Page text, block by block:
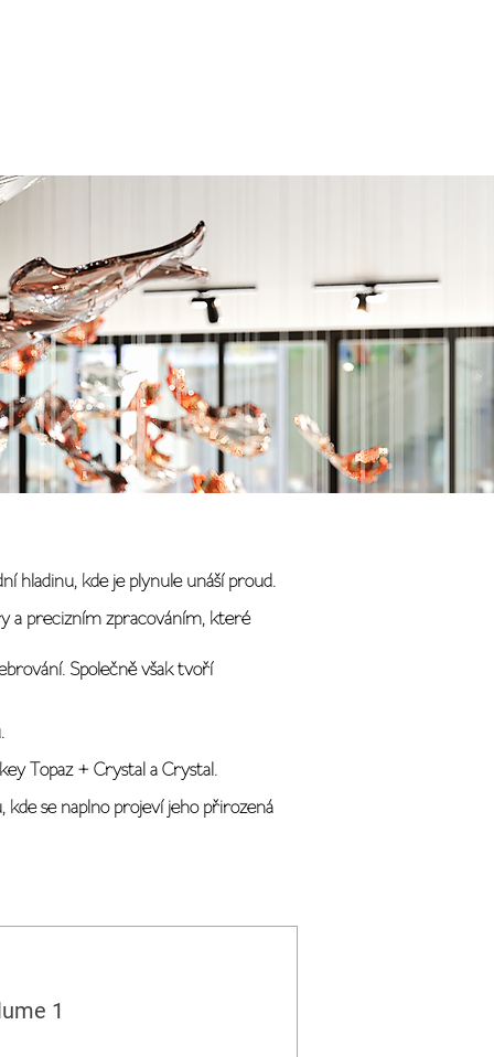
hladinu, kde je plynule unáší proud.
a precizním zpracováním, které
Společně však tvoří
Topaz + Crystal a Crystal.
se naplno projeví jeho přirozená
1